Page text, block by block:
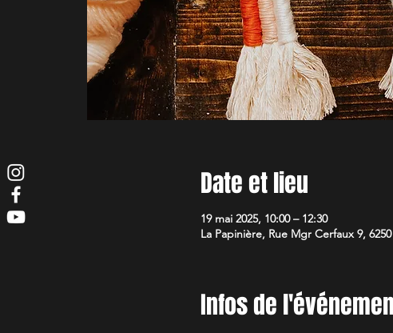
Date et lieu
19 mai 2025, 10:00 – 12:30
La Papinière, Rue Mgr Cerfaux 9,
Infos de